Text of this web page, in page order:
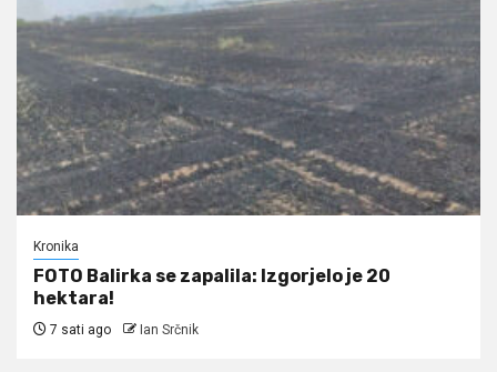
Kronika
FOTO Balirka se zapalila: Izgorjelo je 20
hektara!
7 sati ago Ian Srčnik